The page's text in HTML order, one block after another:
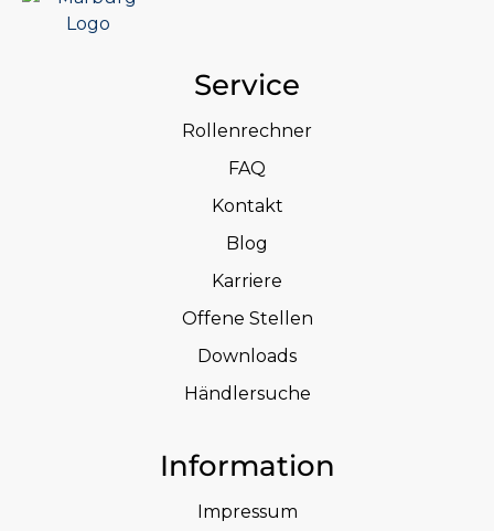
Service
Rollenrechner
FAQ
Kontakt
Blog
Karriere
Offene Stellen
Downloads
Händlersuche
Information
Impressum